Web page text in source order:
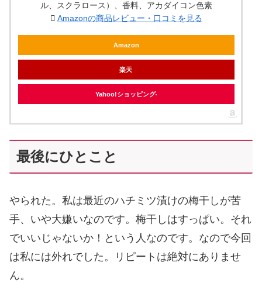
ル、スクラロース）、香料、アカダイコン色素
Amazonの商品レビュー・口コミを見る
Amazon
楽天
Yahoo!ショッピング
最後にひとこと
やられた。私は最近のハチミツ漬けの梅干しが苦
手、いや大嫌いなのです。梅干しはすっぱい。それ
でいいじゃないか！という人なのです。なので今回
は私には外れでした。リピートは絶対にありませ
ん。